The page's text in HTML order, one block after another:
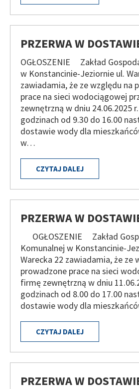
PRZERWA W
OGŁOSZENIE Zakład
w Konstancinie-Jeziornie ul.
zawiadamia, że ze względu na
prace na sieci wodociągowej
zewnętrzną w dniu 24.06.2025
godzinach od 9.30 do 16.00
dostawie wody dla
w…
CZYTAJ DALEJ
PRZERWA W
OGŁOSZENIE Zakład
Komunalnej w Konstancinie-
Warecka 22 zawiadamia, że ze
prowadzone prace na sieci
firmę zewnętrzną w dniu
godzinach od 8.00 do 17.00
dostawie wody dla
CZYTAJ DALEJ
PRZERWA W